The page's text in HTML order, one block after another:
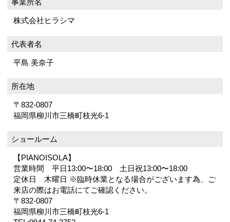
事業所名
株式会社ヒラシマ
代表者名
平島 美奈子
所在地
〒832-0807
福岡県柳川市三橋町枝光6-1
ショールーム
【PIANOISOLA】
営業時間 平日13:00〜18:00 土日祝13:00〜18:00
定休日 木曜日 ※臨時休業となる場合がございます為、ご
来店の際はお電話にてご確認ください。
〒832-0807
福岡県柳川市三橋町枝光6-1